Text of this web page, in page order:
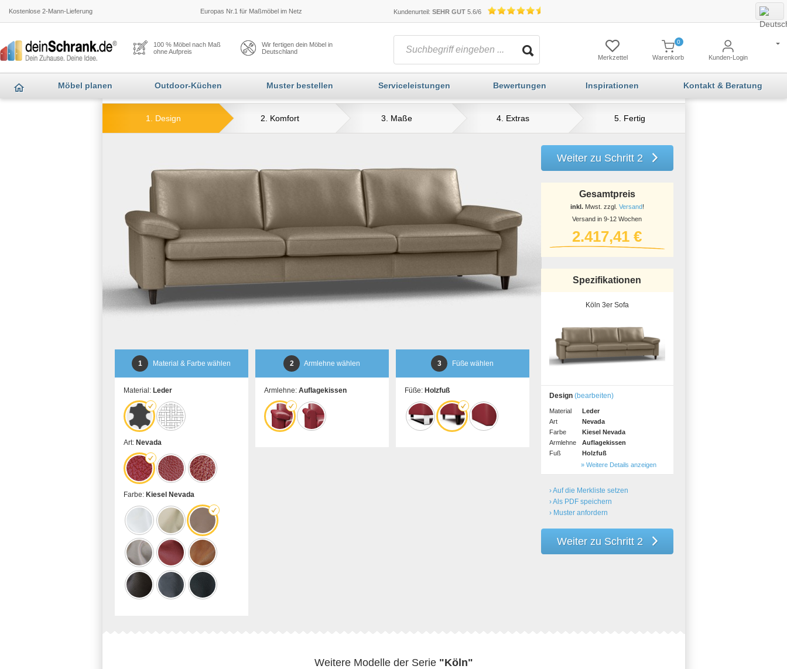
Kostenlose 2-Mann-Lieferung Europas Nr.1 für Maßmöbel im Netz Kundenurteil: SEHR GUT 5.6/6
100 % Möbel nach Maß
ohne Aufpreis
Wir fertigen dein Möbel in
Deutschland
Merkzettel
Warenkorb
0
Kunden-Login
Möbel planen Outdoor-Küchen Muster bestellen Serviceleistungen Bewertungen Inspirationen Kontakt & Beratung
5. Fertig
4. Extras
3. Maße
2. Komfort
1. Design
1 Material & Farbe wählen
Material: Leder
Art: Nevada
Farbe: Kiesel Nevada
2 Armlehne wählen
Armlehne: Auflagekissen
3 Füße wählen
Füße: Holzfuß
Weiter zu Schritt 2
Gesamtpreis
inkl.Mwst. zzgl. Versand!
Versand in 9-12 Wochen
2.417,41 €
Spezifikationen
Köln 3er Sofa
Design (bearbeiten)
Material
Leder
Art
Nevada
Farbe
Kiesel Nevada
Armlehne
Auflagekissen
Fuß
Holzfuß
» Weitere Details anzeigen
› Auf die Merkliste setzen
› Als PDF speichern
› Muster anfordern
Weiter zu Schritt 2
Weitere Modelle der Serie "Köln"